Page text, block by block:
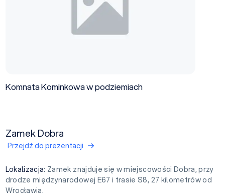
Komnata Kominkowa w podziemiach
Zamek Dobra
Przejdź do prezentacji
Lokalizacja: Zamek znajduje się w miejscowości Dobra, przy
drodze międzynarodowej E67 i trasie S8, 27 kilometrów od
Wrocławia.